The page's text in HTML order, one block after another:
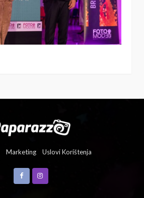
Marketing Uslovi Korištenja